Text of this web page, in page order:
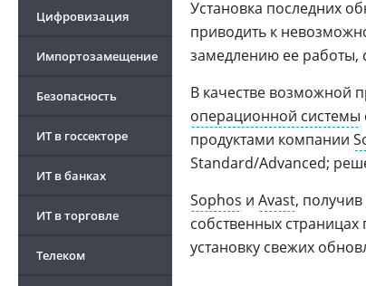
Цифровизация
Импортозамещение
Безопасность
ИТ в госсекторе
ИТ в банках
ИТ в торговле
Телеком
Установка последних
приводить к
замедлению ее работы,
В качестве возможной
операционной системы
продуктами компании
Standard/Advanced;
Sophos и Avast,
собственных
установку свежих